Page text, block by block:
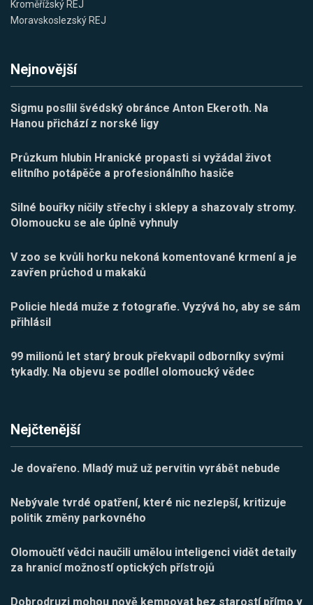
Kroměřížský REJ
Moravskoslezský REJ
Nejnovější
Sigmu posílil švédský obránce Anton Ekeroth. Na
Hanou přichází z norské ligy
Průzkum hlubin Hranické propasti si vyžádal život
elitního potápěče a profesionálního hasiče
Silné bouřky ničily střechy i sklepy a shazovaly stromy.
Olomoucku se ale úplně vyhnuly
V zoo se kvůli horku nekoná komentované krmení a je
zavřen průchod u makaků
Policie hledá muže z fotografie. Vyzývá ho, aby se sám
přihlásil
99 milionů let starý brouk překvapil odborníky svými
tykadly. Na objevu se podílel olomoucký vědec
Nejčtenější
Je dovařeno. Mladý muž už pervitin vyrábět nebude
Nebývale tvrdé opatření, které nic nezlepší, kritizuje
politik změny parkovného
Olomoučtí vědci naučili umělou inteligenci vidět detaily
za hranicí možností optických přístrojů
Dobrodruzi mohou nově kempovat bez starostí přímo v